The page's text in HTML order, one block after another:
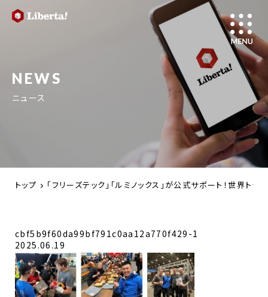
NEWS
ニュース
トップ 「フリーズテック」「ルミノックス」が公式サポート！世界
cbf5b9f60da99bf791c0aa12a770f429-1
2025.06.19